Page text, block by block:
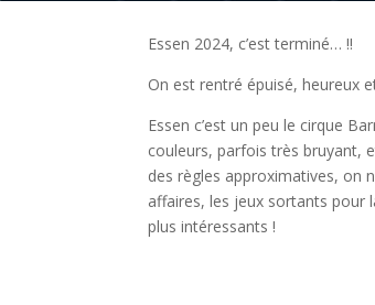
Essen 2024, c’est terminé… !!
On est rentré épuisé, heureux
Essen c’est un peu le cirque
couleurs, parfois très bruyant,
des règles approximatives, on
affaires, les jeux sortants pour
plus intéressants !